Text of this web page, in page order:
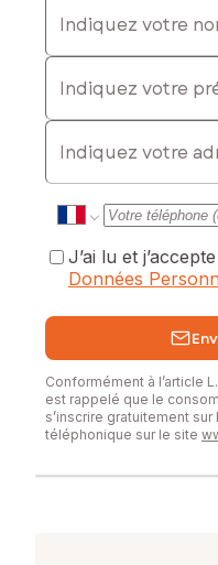
Indiquez votre
E-mail
J’ai lu et
Données
Conformément à l’article
est rappelé que le
s’inscrire gratuitement
téléphonique sur le site